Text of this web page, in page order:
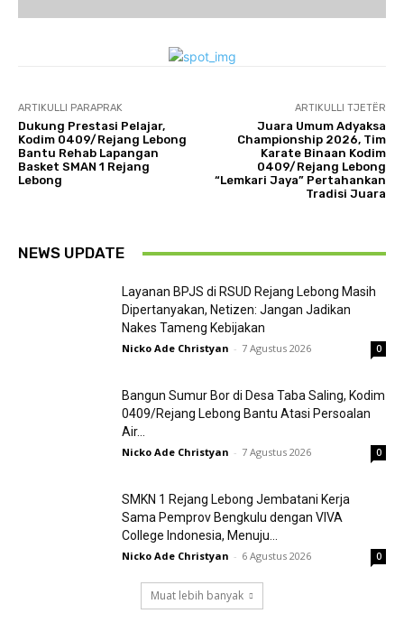
ARTIKULLI PARAPRAK
Dukung Prestasi Pelajar,
Kodim 0409/Rejang Lebong
Bantu Rehab Lapangan
Basket SMAN 1 Rejang
Lebong
ARTIKULLI TJETËR
Juara Umum Adyaksa
Championship 2026, Tim
Karate Binaan Kodim
0409/Rejang Lebong
“Lemkari Jaya” Pertahankan
Tradisi Juara
NEWS UPDATE
Layanan BPJS di RSUD Rejang Lebong Masih
Dipertanyakan, Netizen: Jangan Jadikan
Nakes Tameng Kebijakan
Nicko Ade Christyan - 7 Agustus 2026 0
Bangun Sumur Bor di Desa Taba Saling, Kodim
0409/Rejang Lebong Bantu Atasi Persoalan
Air...
Nicko Ade Christyan - 7 Agustus 2026 0
SMKN 1 Rejang Lebong Jembatani Kerja
Sama Pemprov Bengkulu dengan VIVA
College Indonesia, Menuju...
Nicko Ade Christyan - 6 Agustus 2026 0
Muat lebih banyak